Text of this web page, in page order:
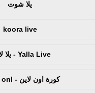
يلا شوت
koora live
Yalla Live - يلا لايف
كورة اون لاين - koora onl